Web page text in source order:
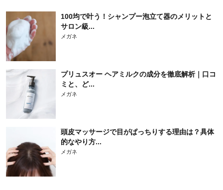
100均で叶う！シャンプー泡立て器のメリットと
サロン級...
メガネ
プリュスオー ヘアミルクの成分を徹底解析｜口コ
ミと、ど...
メガネ
頭皮マッサージで目がぱっちりする理由は？具体
的なやり方...
メガネ